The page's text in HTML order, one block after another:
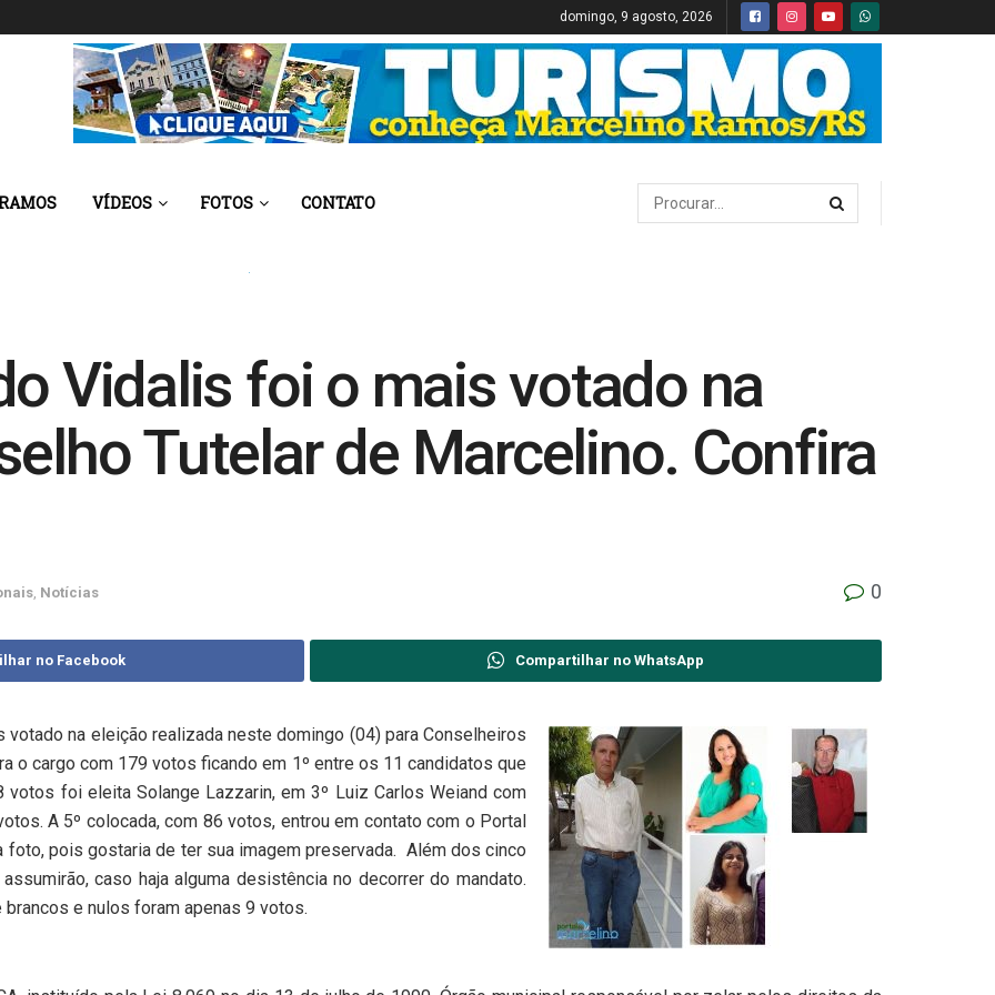
domingo, 9 agosto, 2026
VÍDEOS FOTOS CONTATO
Vidalis foi o mais votado na
Tutelar de Marcelino. Confira
, Notícias 0
no Facebook Compartilhar no WhatsApp
na eleição realizada neste domingo (04) para Conselheiros
o cargo com 179 votos ficando em 1º entre os 11 candidatos que
votos foi eleita Solange Lazzarin, em 3º Luiz Carlos Weiand com
A 5º colocada, com 86 votos, entrou em contato com o Portal
foto, pois gostaria de ter sua imagem preservada. Além dos cinco
caso haja alguma desistência no decorrer do mandato.
e nulos foram apenas 9 votos.